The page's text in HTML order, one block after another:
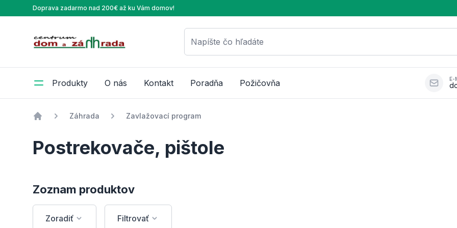
Doprava zadarmo nad 200€ až ku Vám domov!
Centrum Dom a Záhrada Napíšte čo hľadáte
Produkty O nás Kontakt Poradňa Požičovňa E-
Záhrada Zavlažovací program
Postrekovače, pištole
Zoznam produktov
Zoradiť Filtrovať